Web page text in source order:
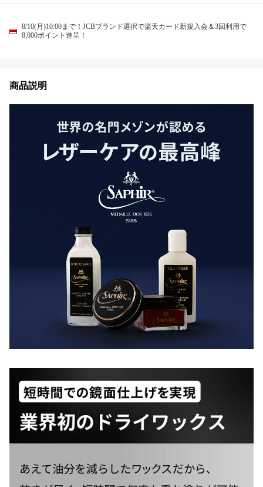
8/10(月)10:00まで！JCBブランド選択で楽天カード新規入会＆3回利用で
8,000ポイント進呈！
商品説明